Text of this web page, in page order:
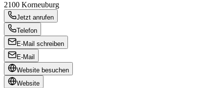
2100 Korneuburg
Jetzt anrufen
Telefon
E-Mail schreiben
E-Mail
Website besuchen
Website